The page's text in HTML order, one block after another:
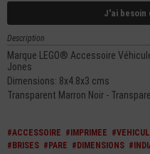
J'ai besoin
Description
Marque LEGO® Accessoire
Jones
Dimensions: 8x4.8x3 cms
Transparent Marron Noir -
#ACCESSOIRE #IMPRIMEE
#BRISES #PARE #DIMENSIONS